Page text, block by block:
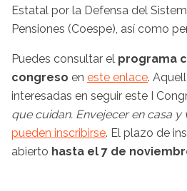
Estatal por la Defensa del
Pensiones (Coespe), así como
Puedes consultar el programa
congreso en este enlace.
interesadas en seguir este I
que cuidan. Envejecer en casa y
pueden inscribirse. El plazo de
abierto hasta el 7 de